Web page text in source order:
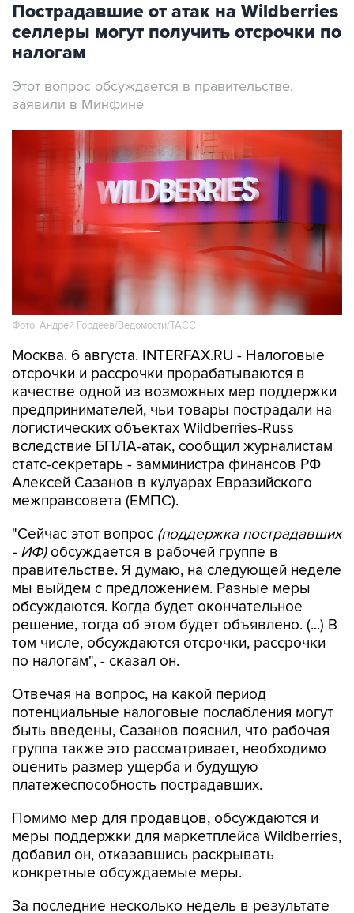
Пострадавшие от атак на Wildberries
селлеры могут получить отсрочки по
налогам
Этот вопрос обсуждается в правительстве,
заявили в Минфине
Фото: Андрей Гордеев/Ведомости/ТАСС
Москва. 6 августа. INTERFAX.RU - Налоговые
отсрочки и рассрочки прорабатываются в
качестве одной из возможных мер поддержки
предпринимателей, чьи товары пострадали на
логистических объектах Wildberries-Russ
вследствие БПЛА-атак, сообщил журналистам
статс-секретарь - замминистра финансов РФ
Алексей Сазанов в кулуарах Евразийского
межправсовета (ЕМПС).
"Сейчас этот вопрос (поддержка пострадавших
- ИФ)обсуждается в рабочей группе в
правительстве. Я думаю, на следующей неделе
мы выйдем с предложением. Разные меры
обсуждаются. Когда будет окончательное
решение, тогда об этом будет объявлено. (...) В
том числе, обсуждаются отсрочки, рассрочки
по налогам", - сказал он.
Отвечая на вопрос, на какой период
потенциальные налоговые послабления могут
быть введены, Сазанов пояснил, что рабочая
группа также это рассматривает, необходимо
оценить размер ущерба и будущую
платежеспособность пострадавших.
Помимо мер для продавцов, обсуждаются и
меры поддержки для маркетплейса Wildberries,
добавил он, отказавшись раскрывать
конкретные обсуждаемые меры.
За последние несколько недель в результате